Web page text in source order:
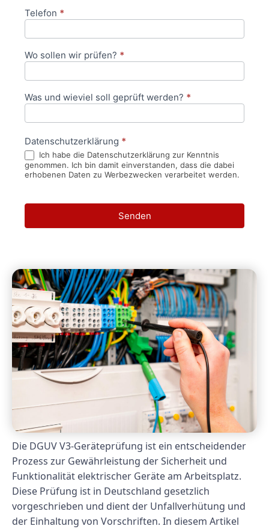
Telefon *
Wo sollen wir prüfen? *
Was und wieviel soll geprüft werden? *
Datenschutzerklärung *
Ich habe die Datenschutzerklärung zur Kenntnis
genommen. Ich bin damit einverstanden, dass die dabei
erhobenen Daten zu Werbezwecken verarbeitet werden.
Senden
Die DGUV V3-Geräteprüfung ist ein entscheidender
Prozess zur Gewährleistung der Sicherheit und
Funktionalität elektrischer Geräte am Arbeitsplatz.
Diese Prüfung ist in Deutschland gesetzlich
vorgeschrieben und dient der Unfallverhütung und
der Einhaltung von Vorschriften. In diesem Artikel